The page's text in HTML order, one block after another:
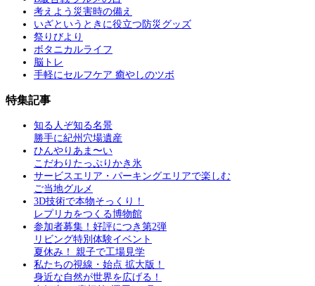
考えよう災害時の備え
いざというときに役立つ防災グッズ
祭りびより
ボタニカルライフ
脳トレ
手軽にセルフケア 癒やしのツボ
特集記事
知る人ぞ知る名景
勝手に紀州穴場遺産
ひんやりあま〜い
こだわりたっぷりかき氷
サービスエリア・パーキングエリアで楽しむ
ご当地グルメ
3D技術で本物そっくり！
レプリカをつくる博物館
参加者募集！好評につき第2弾
リビング特別体験イベント
夏休み！ 親子で工場見学
私たちの視線・始点 拡大版！
身近な自然が世界を広げる！